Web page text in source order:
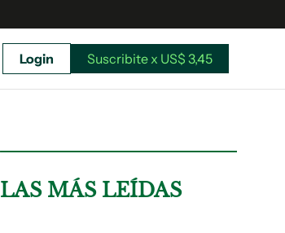
Login Suscribite x US$ 3,45
LAS MÁS LEÍDAS